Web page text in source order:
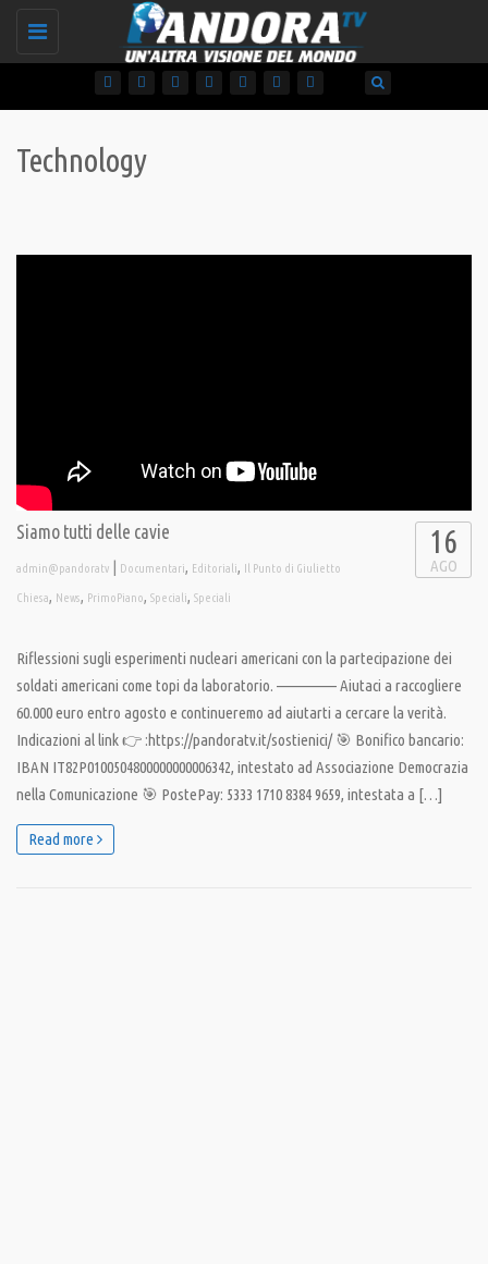
Toggle
Technology
Siamo tutti delle cavie
admin@pandoratv | Documentari, Editoriali, Il Punto di Giulietto
Chiesa, News, PrimoPiano, Speciali, Speciali
16
AGO
Riflessioni sugli esperimenti nucleari americani con la partecipazione dei
soldati americani come topi da laboratorio. ————— Aiutaci a raccogliere
60.000 euro entro agosto e continueremo ad aiutarti a cercare la verità.
Indicazioni al link 👉 :https://pandoratv.it/sostienici/ 🎯 Bonifico bancario:
IBAN IT82P0100504800000000006342, intestato ad Associazione Democrazia
nella Comunicazione 🎯 PostePay: 5333 1710 8384 9659, intestata a […]
Read more